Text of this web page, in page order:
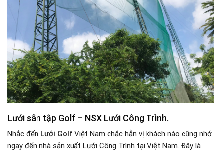
Lưới sân tập Golf – NSX Lưới Công Trình.
Nhắc đến Lưới Golf Việt Nam chắc hẳn vị khách nào cũng nhớ
ngay đến nhà sản xuất Lưới Công Trình tại Việt Nam. Đây là